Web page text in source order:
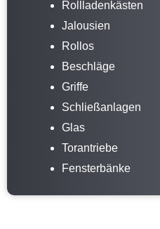
Rollladenkästen
Jalousien
Rollos
Beschläge
Griffe
Schließanlagen
Glas
Torantriebe
Fensterbänke